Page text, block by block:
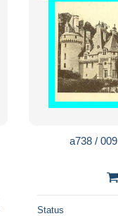
a738 /
Status